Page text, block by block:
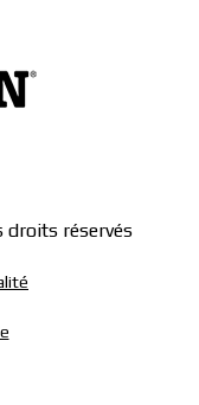
droits réservés